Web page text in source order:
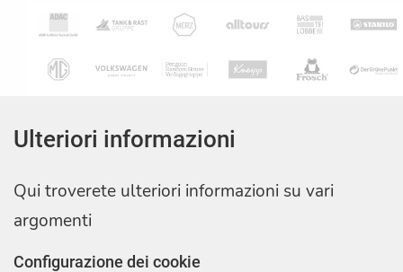
Ulteriori informazioni
Qui troverete ulteriori informazioni su vari
argomenti
Configurazione dei cookie